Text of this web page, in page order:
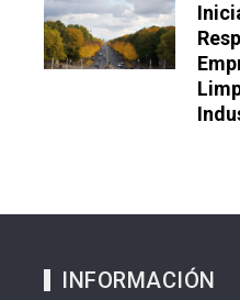
INFORMACIÓN